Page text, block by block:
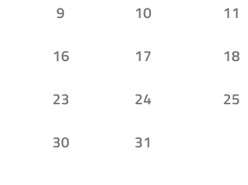
9 10
11
16 17
18
23 24
25
30 31